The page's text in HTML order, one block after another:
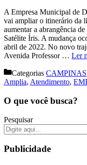
A Empresa Municipal de
vai ampliar o itinerário da
aumentar a abrangência
Satélite Íris. A mudança
abril de 2022. No novo
Avenida Professor … Ler
Categorias CAMPINAS
Amplia, Atendimento,
O que você busca?
Pesquisar
Publicidade